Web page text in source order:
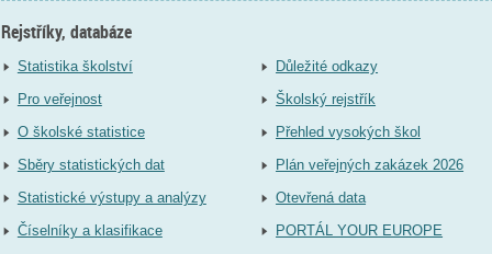
Rejstříky, databáze
Statistika školství
Pro veřejnost
O školské statistice
Sběry statistických dat
Statistické výstupy a analýzy
Číselníky a klasifikace
Důležité odkazy
Školský rejstřík
Přehled vysokých škol
Plán veřejných zakázek 2026
Otevřená data
PORTÁL YOUR EUROPE